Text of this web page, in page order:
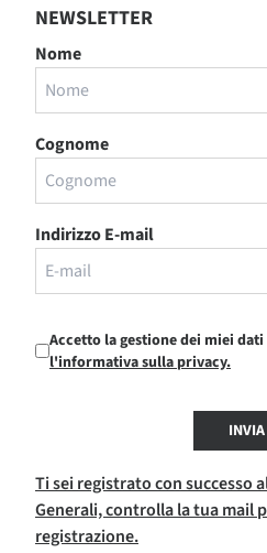
NEWSLETTER
Nome
Cognome
Indirizzo E-mail
Accetto la gestione dei miei
l'informativa sulla privacy.
INVIA
Ti sei registrato con successo
Generali, controlla la tua mail
registrazione.